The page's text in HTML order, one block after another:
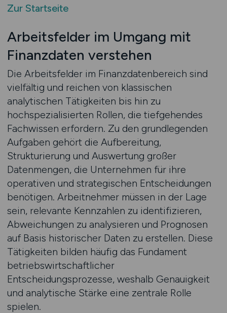
Zur Startseite
Arbeitsfelder im Umgang mit
Finanzdaten verstehen
Die Arbeitsfelder im Finanzdatenbereich sind
vielfältig und reichen von klassischen
analytischen Tätigkeiten bis hin zu
hochspezialisierten Rollen, die tiefgehendes
Fachwissen erfordern. Zu den grundlegenden
Aufgaben gehört die Aufbereitung,
Strukturierung und Auswertung großer
Datenmengen, die Unternehmen für ihre
operativen und strategischen Entscheidungen
benötigen. Arbeitnehmer müssen in der Lage
sein, relevante Kennzahlen zu identifizieren,
Abweichungen zu analysieren und Prognosen
auf Basis historischer Daten zu erstellen. Diese
Tätigkeiten bilden häufig das Fundament
betriebswirtschaftlicher
Entscheidungsprozesse, weshalb Genauigkeit
und analytische Stärke eine zentrale Rolle
spielen.